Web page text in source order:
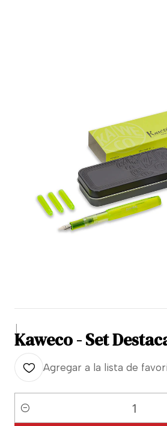
|
Kaweco - Set
Agregar a la lista de
Cantidad